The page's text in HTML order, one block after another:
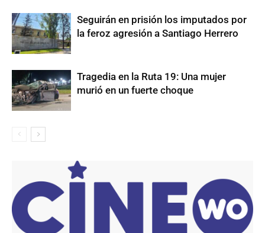
Seguirán en prisión los imputados por
la feroz agresión a Santiago Herrero
Tragedia en la Ruta 19: Una mujer
murió en un fuerte choque